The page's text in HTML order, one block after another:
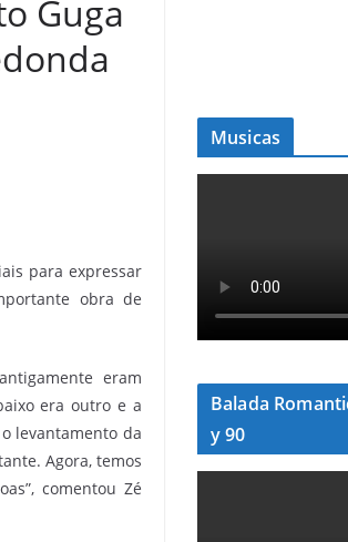
Guga
para expressar
obra de
eram
era outro e a
levantamento da
Agora, temos
comentou Zé
Musicas
Balada
y 90